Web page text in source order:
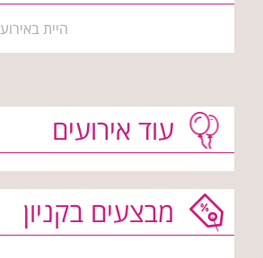
היית
עוד אירועים
מבצעים בקניון